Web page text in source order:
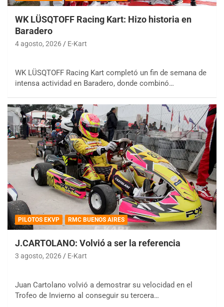
WK LÜSQTOFF Racing Kart: Hizo historia en
Baradero
4 agosto, 2026 E-Kart
WK LÜSQTOFF Racing Kart completó un fin de semana de
intensa actividad en Baradero, donde combinó…
PILOTOS EKVP RMC BUENOS AIRES
J.CARTOLANO: Volvió a ser la referencia
3 agosto, 2026 E-Kart
Juan Cartolano volvió a demostrar su velocidad en el
Trofeo de Invierno al conseguir su tercera…
COBERTURA ESPECIAL DE E-KART.COM.AR
08/09-AGO